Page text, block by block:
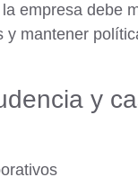
la empresa debe
y mantener
y